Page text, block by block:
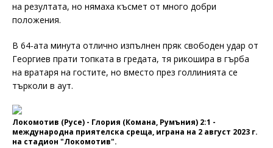
на резултата, но нямаха късмет от много добри
положения.
В 64-ата минута отлично изпълнен пряк свободен удар от
Георгиев прати топката в гредата, тя рикошира в гърба
на вратаря на гостите, но вместо през голлинията се
търколи в аут.
Локомотив (Русе) - Глория (Комана, Румъния) 2:1 -
международна приятелска среща, играна на 2 август 2023 г.
на стадион "Локомотив".